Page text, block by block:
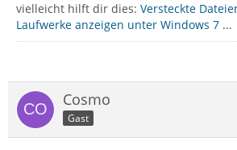
vielleicht hilft dir dies: Versteckte
Laufwerke anzeigen unter Windows 7 ...
Cosmo
Gast